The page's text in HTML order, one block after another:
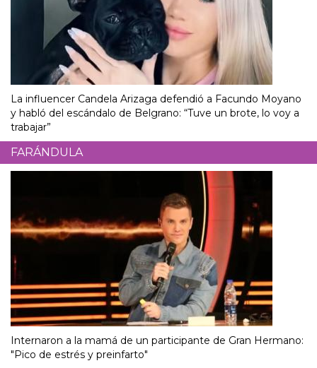
La influencer Candela Arizaga defendió a Facundo Moyano
y habló del escándalo de Belgrano: “Tuve un brote, lo voy a
trabajar”
FARÁNDULA
Internaron a la mamá de un participante de Gran Hermano:
"Pico de estrés y preinfarto"